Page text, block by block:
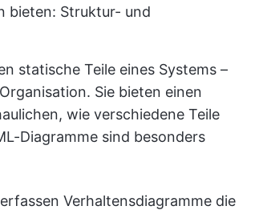
bieten: Struktur- und
statische Teile eines Systems –
Sie bieten einen
wie verschiedene Teile
Diagramme sind besonders
Verhaltensdiagramme die